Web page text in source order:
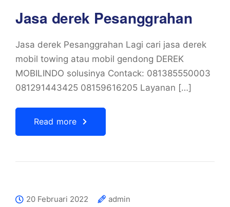
Jasa derek Pesanggrahan
Jasa derek Pesanggrahan Lagi cari jasa derek
mobil towing atau mobil gendong DEREK
MOBILINDO solusinya Contack: 081385550003
081291443425 08159616205 Layanan […]
Read more
20 Februari 2022
admin